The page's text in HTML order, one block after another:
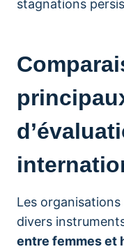
stagnations
Les
divers
entre femmes et